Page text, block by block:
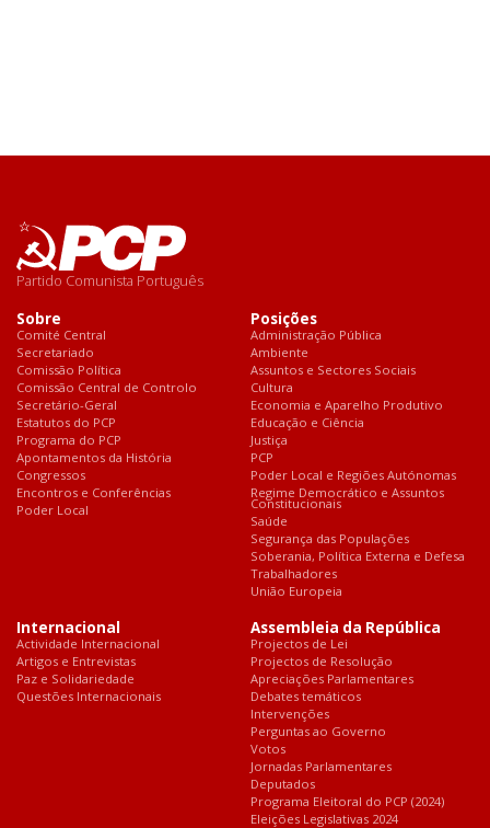
Partido Comunista Português
Sobre
Comité Central
Secretariado
Comissão Política
Comissão Central de Controlo
Secretário-Geral
Estatutos do PCP
Programa do PCP
Apontamentos da História
Congressos
Encontros e Conferências
Poder Local
Posições
Administração Pública
Ambiente
Assuntos e Sectores Sociais
Cultura
Economia e Aparelho Produtivo
Educação e Ciência
Justiça
PCP
Poder Local e Regiões Autónomas
Regime Democrático e Assuntos
Constitucionais
Saúde
Segurança das Populações
Soberania, Política Externa e Defesa
Trabalhadores
União Europeia
Internacional
Actividade Internacional
Artigos e Entrevistas
Paz e Solidariedade
Questões Internacionais
Assembleia da República
Projectos de Lei
Projectos de Resolução
Apreciações Parlamentares
Debates temáticos
Intervenções
Perguntas ao Governo
Votos
Jornadas Parlamentares
Deputados
Programa Eleitoral do PCP (2024)
Eleições Legislativas 2024